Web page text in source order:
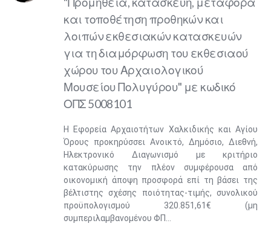
και τοποθέτηση προθηκών και
λοιπών εκθεσιακών κατασκευών
για τη διαμόρφωση του εκθεσιαού
χώρου του Αρχαιολογικού
Μουσείου Πολυγύρου" με κωδικό
ΟΠΣ 5008101
Η Εφορεία Αρχαιοτήτων Χαλκιδικής και Αγίου
Όρους προκηρύσσει Ανοικτό, Δημόσιο, Διεθνή,
Ηλεκτρονικό Διαγωνισμό με κριτήριο
κατακύρωσης την πλέον συμφέρουσα από
οικονομική άποψη προσφορά επί τη βάσει της
βέλτιστης σχέσης ποιότητας-τιμής, συνολικού
προϋπολογισμού 320.851,61€ (μη
συμπεριλαμβανομένου ΦΠ...